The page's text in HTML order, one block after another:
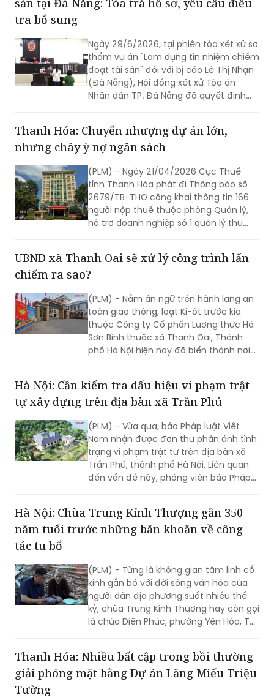
tra bổ sung
Ngày 29/6/2026, tại phiên tòa xét xử sơ
thẩm vụ án "Lạm dụng tín nhiệm chiếm
đoạt tài sản" đối với bị cáo Lê Thị Nhạn
(Đà Nẵng), Hội đồng xét xử Tòa án
Nhân dân TP. Đà Nẵng đã quyết định
sản thế chấp và căn cứ buộc tội chưa
được làm rõ.
Thanh Hóa: Chuyển nhượng dự án lớn,
nhưng chây ỳ nợ ngân sách
(PLM) - Ngày 21/04/2026 Cục Thuế
tỉnh Thanh Hóa phát đi Thông báo số
2679/TB-THO công khai thông tin 166
người nộp thuế thuộc phòng Quản lý,
hỗ trợ doanh nghiệp số 1 quản lý thu
ngày 31/03/2026 với số tiền là
471.003.312.018 đồng. Người nộp thuế vi
100 Luật Quản lý thuế số 38/2019/QH14
và điểm g khoản 1 Điều 29 Nghị định số
126/2020/NĐ-CP ngày 19/10/2020 của
Chính phủ.
UBND xã Thanh Oai sẽ xử lý công trình lấn
chiếm ra sao?
(PLM) - Nằm án ngữ trên hành lang an
toàn giao thông, loạt Ki-ôt trước kia
thuộc Công ty Cổ phần Lương thực Hà
Sơn Bình thuộc xã Thanh Oai, Thành
phố Hà Nội hiện nay đã biến thành nơi
cho biết, sẽ xử lý theo đúng quy định
của pháp luật.
Hà Nội: Cần kiểm tra dấu hiệu vi phạm trật
tự xây dựng trên địa bàn xã Trần Phú
(PLM) - Vừa qua, báo Pháp luật Viêt
Nam nhận được đơn thư phản ánh tình
trạng vi phạm trật tự trên địa bàn xã
Trần Phú, thành phố Hà Nội. Liên quan
đến vấn đề này, phóng viên báo Pháp
nhiên đến nay vẫn chưa nhận được
phản hồi.
Hà Nội: Chùa Trung Kính Thượng gần 350
năm tuổi trước những băn khoăn về công
tác tu bổ
(PLM) - Từng là không gian tâm linh cổ
kính gắn bó với đời sống văn hóa của
người dân địa phương suốt nhiều thế
kỷ, chùa Trung Kính Thượng hay còn gọi
là chùa Diên Phúc, phường Yên Hòa, TP
đến quá trình tu bổ, tôn tạo di tích.
Thanh Hóa: Nhiều bất cập trong bồi thường
giải phóng mặt bằng Dự án Lăng Miếu Triệu
Tường